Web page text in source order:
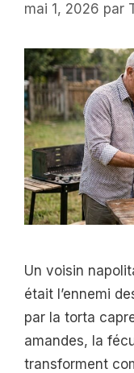
mai 1, 2026 par
Un voisin
était l’ennemi
par la torta
amandes, la
transforment